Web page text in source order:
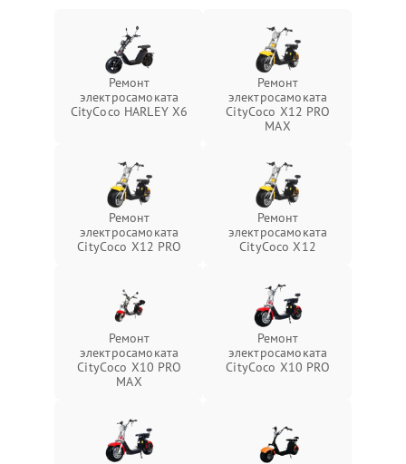
Ремонт
электросамоката
CityCoco HARLEY X6
Ремонт
электросамоката
CityCoco X12 PRO
MAX
Ремонт
электросамоката
CityCoco X12 PRO
Ремонт
электросамоката
CityCoco X12
Ремонт
электросамоката
CityCoco X10 PRO
MAX
Ремонт
электросамоката
CityCoco X10 PRO